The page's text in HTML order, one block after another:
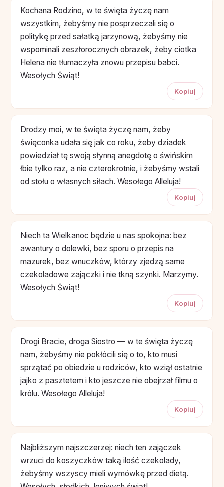
Kochana Rodzino, w te święta życzę nam
wszystkim, żebyśmy nie posprzeczali się o
politykę przed sałatką jarzynową, żebyśmy nie
wspominali zeszłorocznych obrazek, żeby ciotka
Helena nie tłumaczyła znowu przepisu babci.
Wesołych Świąt!
Kopiuj
Drodzy moi, w te święta życzę nam, żeby
święconka udała się jak co roku, żeby dziadek
powiedział tę swoją słynną anegdotę o świńskim
łbie tylko raz, a nie czterokrotnie, i żebyśmy wstali
od stołu o własnych siłach. Wesołego Alleluja!
Kopiuj
Niech ta Wielkanoc będzie u nas spokojna: bez
awantury o dolewki, bez sporu o przepis na
mazurek, bez wnuczków, którzy zjedzą same
czekoladowe zajączki i nie tkną szynki. Marzymy.
Wesołych Świąt!
Kopiuj
Drogi Bracie, droga Siostro — w te święta życzę
nam, żebyśmy nie pokłócili się o to, kto musi
sprzątać po obiedzie u rodziców, kto wziął ostatnie
jajko z pasztetem i kto jeszcze nie obejrzał filmu o
królu. Wesołego Alleluja!
Kopiuj
Najbliższym najszczerzej: niech ten zajączek
wrzuci do koszyczków taką ilość czekolady,
żebyśmy wszyscy mieli wymówkę przed dietą.